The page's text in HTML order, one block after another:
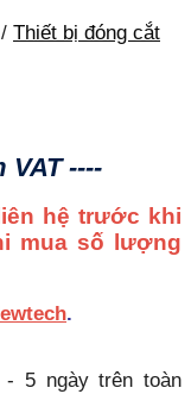
/ Thiết bị đóng cắt
VAT ----
hệ trước khi
mua số lượng
.
5 ngày trên toàn